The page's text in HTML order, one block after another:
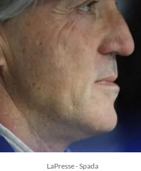
LaPresse - Spada